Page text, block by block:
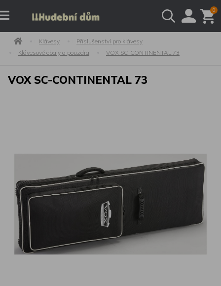
0
Klávesy
Příslušenství pro klávesy
Klávesové obaly a pouzdra
VOX SC-CONTINENTAL 73
VOX SC-CONTINENTAL 73